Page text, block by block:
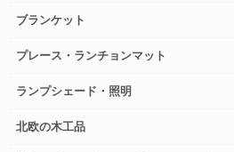
ブランケット
プレース・ランチョンマット
ランプシェード・照明
北欧の木工品